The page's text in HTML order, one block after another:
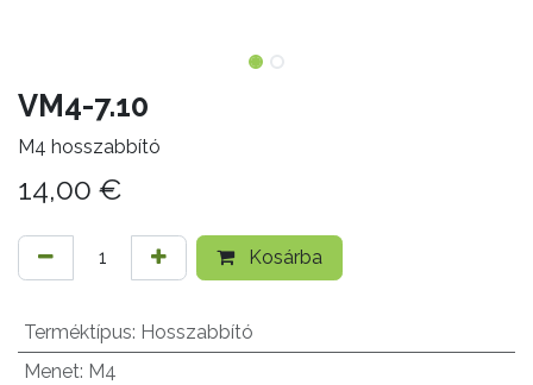
VM4-7.10
M4 hosszabbító
14,00 €
Kosárba
Terméktípus: Hosszabbító
Menet: M4